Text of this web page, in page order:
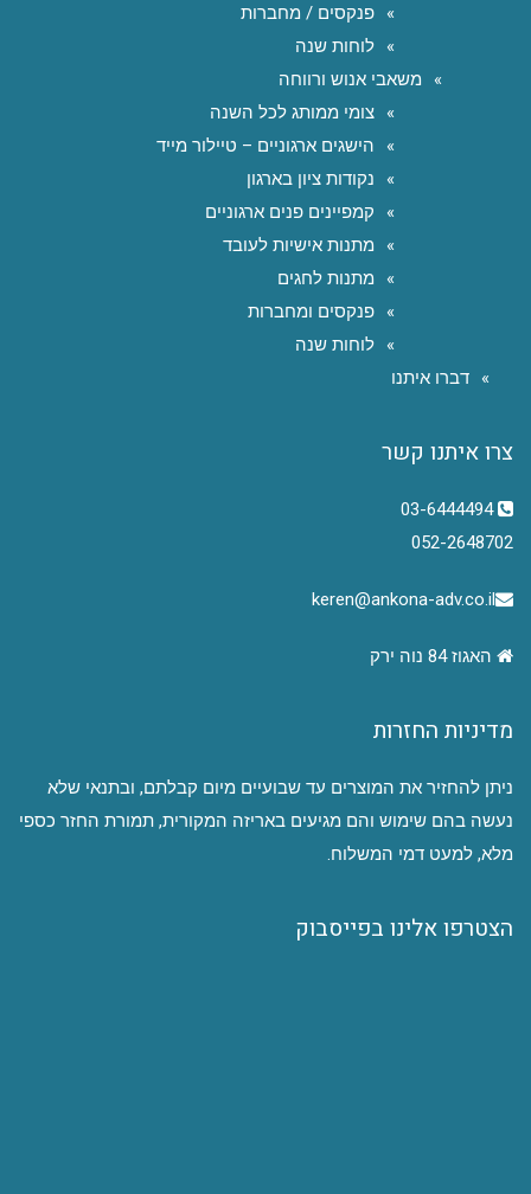
פנקסים / מחברות
לוחות שנה
משאבי אנוש ורווחה
צומי ממותג לכל השנה
הישגים ארגוניים – טיילור מייד
נקודות ציון בארגון
קמפיינים פנים ארגוניים
מתנות אישיות לעובד
מתנות לחגים
פנקסים ומחברות
לוחות שנה
דברו איתנו
צרו איתנו קשר
03-6444494
052-2648702
keren@ankona-adv.co.il
האגוז 84 נוה ירק
מדיניות החזרות
ניתן להחזיר את המוצרים עד שבועיים מיום קבלתם, ובתנאי שלא
נעשה בהם שימוש והם מגיעים באריזה המקורית, תמורת החזר כספי
מלא, למעט דמי המשלוח.
הצטרפו אלינו בפייסבוק